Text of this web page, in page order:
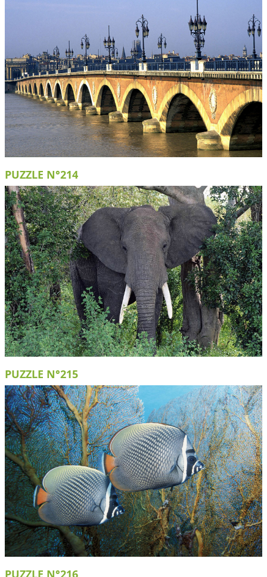
PUZZLE N°214
PUZZLE N°215